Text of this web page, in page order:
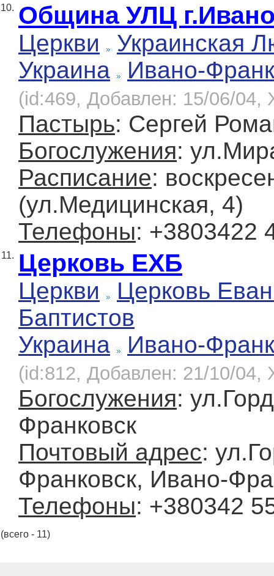
10. Община УЛЦ
Церкви
Украинская
Украина
Ивано-
(id:469, Добавлен: 15/06/04,
Пастырь: Сергей
Богослужения:
Расписание:
(ул.Медицинская, 4)
Телефоны: +3803422
11. Церковь ЕХБ
Церкви
Церковь
Баптистов
Украина
Ивано-
(id:812, Добавлен: 21/10/04,
Богослужения:
Франковск
Почтовый адрес:
Франковск, Ивано-
Телефоны: +380342
(всего - 11)